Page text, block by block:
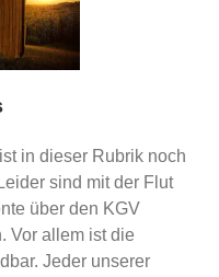
in dieser Rubrik noch
sind mit der Flut
über den KGV
Vor allem ist die
Jeder unserer